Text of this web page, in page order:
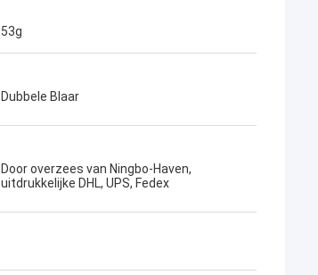
53g
Dubbele Blaar
Door overzees van Ningbo-Haven,
uitdrukkelijke DHL, UPS, Fedex